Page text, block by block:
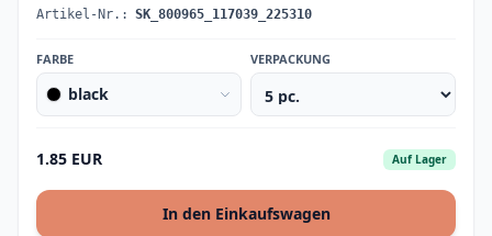
Artikel-Nr.: SK_800965_117039_225310
FARBE
black
VERPACKUNG
1.85 EUR Auf Lager
In den Einkaufswagen